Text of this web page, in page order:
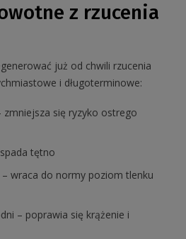
z rzucenia
już od chwili rzucenia
i długoterminowe:
zmniejsza się ryzyko ostrego
tętno
wraca do normy poziom tlenku
– poprawia się krążenie i